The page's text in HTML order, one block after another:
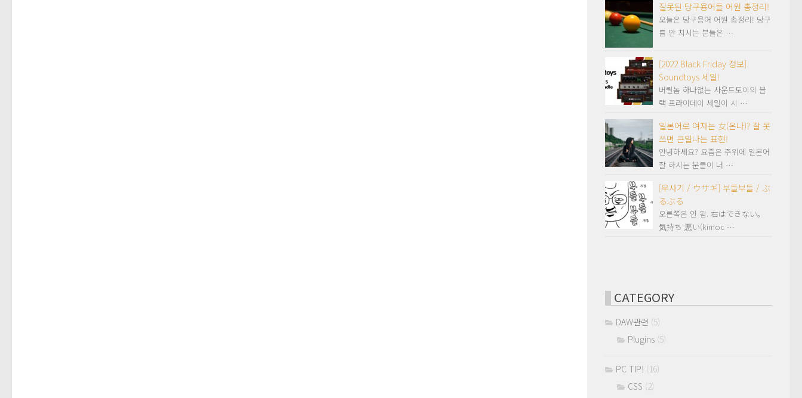
잘못된 당구용어들 어원 총정리!
오늘은 당구용어 어원 총정리! 당구
를 안 치시는 분들은 …
[2022 Black Friday 정보]
Soundtoys 세일!
버릴놈 하나없는 사운드토이의 블
랙 프라이데이 세일이 시 …
일본어로 여자는 女(온나)? 잘 못
쓰면 큰일나는 표현!
안녕하세요? 요즘은 주위에 일본어
잘 하시는 분들이 너 …
[우사기 / ウサギ] 부들부들 / ぶ
るぶる
오른쪽은 안 됨. 右はできない。
気持ち 悪い(kimoc …
CATEGORY
DAW관련 (5)
Plugins (5)
PC TIP! (16)
CSS (2)